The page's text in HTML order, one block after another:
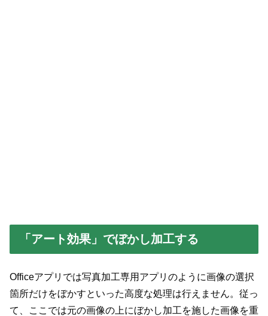
「アート効果」でぼかし加工する
Officeアプリでは写真加工専用アプリのように画像の選択
箇所だけをぼかすといった高度な処理は行えません。従っ
て、ここでは元の画像の上にぼかし加工を施した画像を重